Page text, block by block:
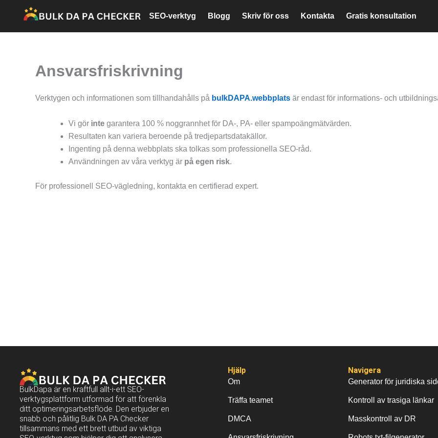
innehåll
SEO-verktyg Blogg Skriv för oss Kontakta Gratis konsultation
Ansvarsfriskrivning
Verktygen och informationen som tillhandahålls på bulkDAPA.webbplats är endast för informations- och
Vi gör inte garantera 100 % noggrannhet för DA-, PA- eller spampoängmätvärden.
Resultaten kan variera beroende på tredjepartsdatakällor.
Ingenting på denna webbplats ska tolkas som professionella SEO-råd.
Användningen av våra verktyg är på egen risk.
För professionell SEO-vägledning, kontakta en certifierad expert.
BulkDapa är en kraftfull allt-i-ett SEO-
verktygsplattform utformad för att förenkla
ditt optimeringsarbetsflöde. Den erbjuder en
snabb och pålitlig Bulk DA PA Checker
tillsammans med ett brett utbud av viktiga
Hjälp
Om
Träffa teamet
DMCA
Navigera
Generator för juridiska
Kontroll av trasiga länkar
Masskontroll av DR